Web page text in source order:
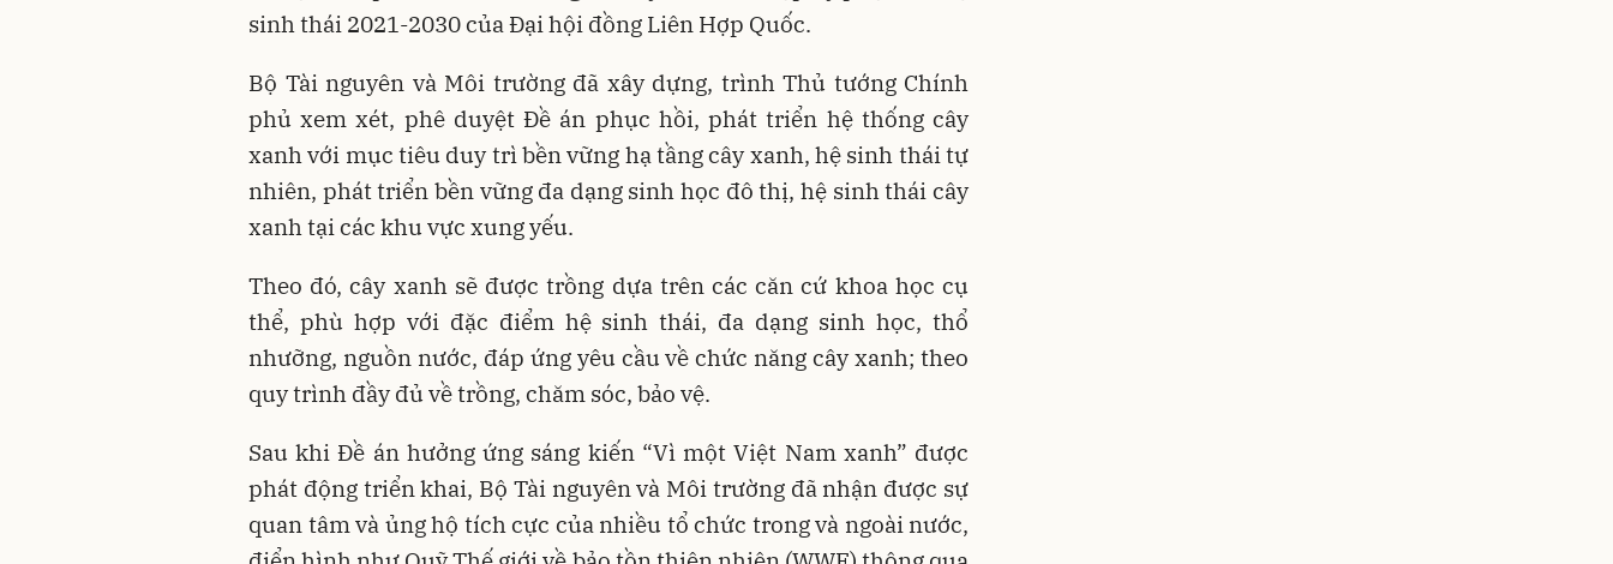
sinh thái 2021-2030 của Đại hội đồng Liên Hợp Quốc.
Bộ Tài nguyên và Môi trường đã xây dựng, trình Thủ tướng Chính
phủ xem xét, phê duyệt Đề án phục hồi, phát triển hệ thống cây
xanh với mục tiêu duy trì bền vững hạ tầng cây xanh, hệ sinh thái tự
nhiên, phát triển bền vững đa dạng sinh học đô thị, hệ sinh thái cây
xanh tại các khu vực xung yếu.
Theo đó, cây xanh sẽ được trồng dựa trên các căn cứ khoa học cụ
thể, phù hợp với đặc điểm hệ sinh thái, đa dạng sinh học, thổ
nhưỡng, nguồn nước, đáp ứng yêu cầu về chức năng cây xanh; theo
quy trình đầy đủ về trồng, chăm sóc, bảo vệ.
Sau khi Đề án hưởng ứng sáng kiến “Vì một Việt Nam xanh” được
phát động triển khai, Bộ Tài nguyên và Môi trường đã nhận được sự
quan tâm và ủng hộ tích cực của nhiều tổ chức trong và ngoài nước,